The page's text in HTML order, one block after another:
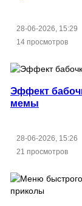
28-06-2026, 15:29
14 просмотров
Эффект
мемы
28-06-2026, 15:26
21 просмотров